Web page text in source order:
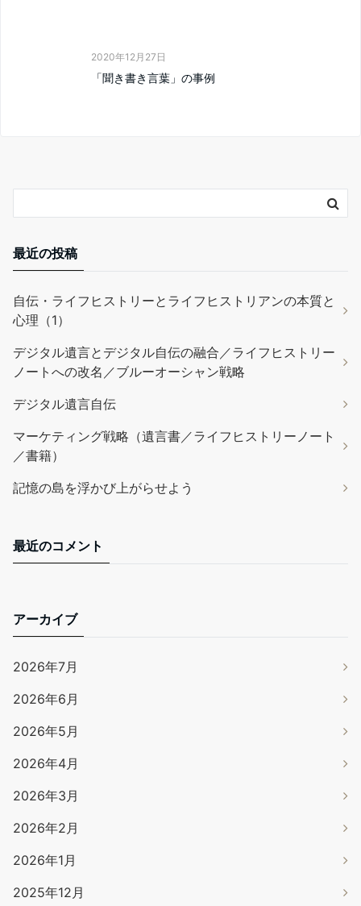
2020年12月27日
「聞き書き言葉」の事例
最近の投稿
自伝・ライフヒストリーとライフヒストリアンの本質と
心理（1）
デジタル遺言とデジタル自伝の融合／ライフヒストリー
ノートへの改名／ブルーオーシャン戦略
デジタル遺言自伝
マーケティング戦略（遺言書／ライフヒストリーノート
／書籍）
記憶の島を浮かび上がらせよう
最近のコメント
アーカイブ
2026年7月
2026年6月
2026年5月
2026年4月
2026年3月
2026年2月
2026年1月
2025年12月